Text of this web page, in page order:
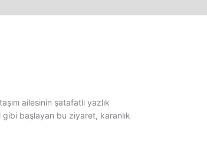
ailesinin şatafatlı yazlık
başlayan bu ziyaret, karanlık